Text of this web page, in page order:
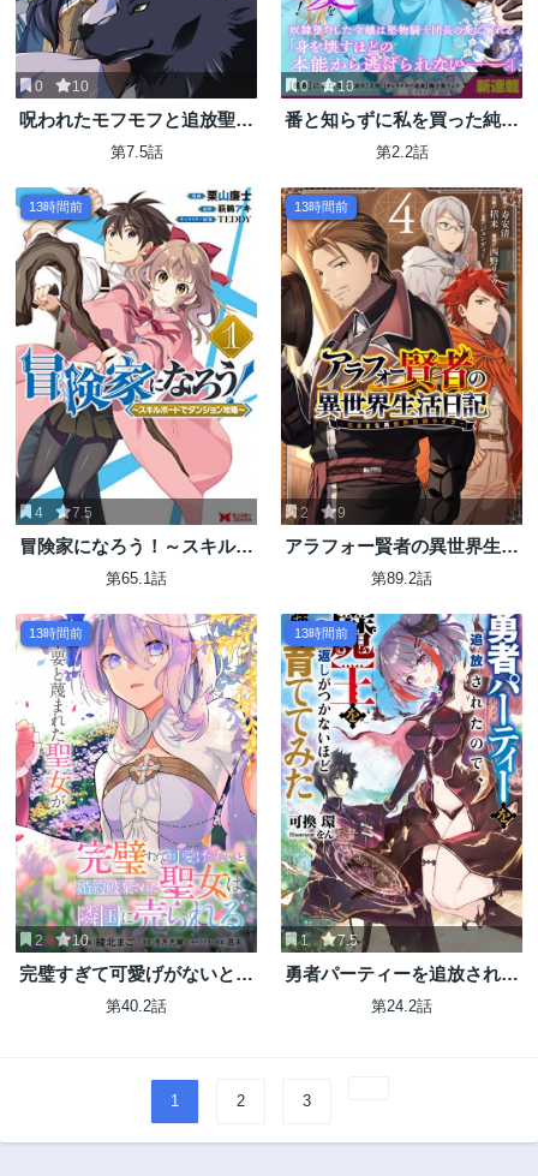
0 10
呪われたモフモフと追放聖女
のもぐもぐ辺境暮らし
第7.5話
0 10
番と知らずに私を買った純愛
こじらせ騎士団長に運命の愛
第2.2話
13時間前
4 7.5
冒険家になろう！～スキルボ
ードでダンジョン攻略～
第65.1話
13時間前
2 9
アラフォー賢者の異世界生活
日記 ～気ままな異世界教師ラ
第89.2話
13時間前
2 10
完璧すぎて可愛げがないと婚
約破棄された聖女は隣国に売
第40.2話
13時間前
1 7.5
勇者パーティーを追放された
ので、魔王を取り返しがつか
第24.2話
1 2 3